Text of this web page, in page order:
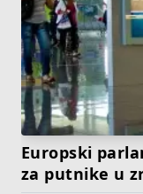
Europski
za putnike u